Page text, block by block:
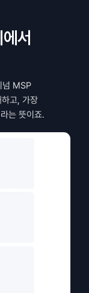
서
넘 MSP
고, 가장
는 뜻이죠.